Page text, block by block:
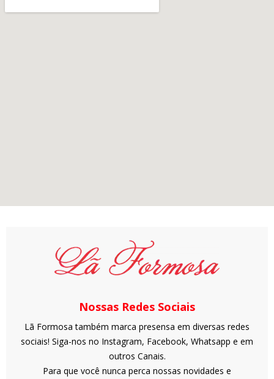
Nossas Redes Sociais
Lã Formosa também marca presensa em diversas redes
sociais! Siga-nos no Instagram, Facebook, Whatsapp e em
outros Canais.
Para que você nunca perca nossas novidades e